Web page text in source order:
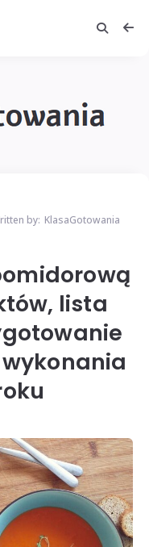
by: KlasaGotowania
lista